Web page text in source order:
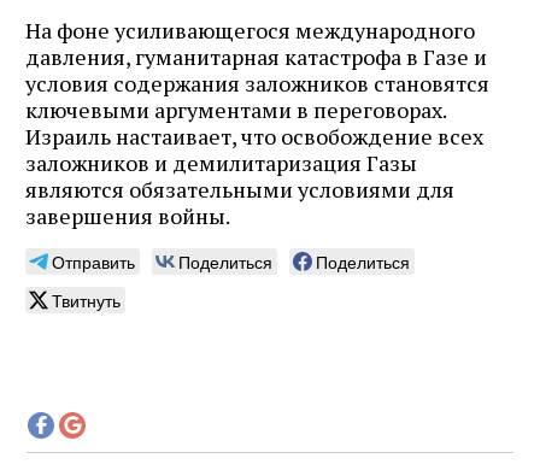
На фоне усиливающегося международного
давления, гуманитарная катастрофа в Газе и
условия содержания заложников становятся
ключевыми аргументами в переговорах.
Израиль настаивает, что освобождение всех
заложников и демилитаризация Газы
являются обязательными условиями для
завершения войны.
Отправить Поделиться
Поделиться
Твитнуть